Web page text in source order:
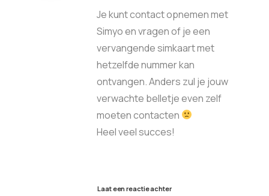
Je kunt contact opnemen met
Simyo en vragen of je een
vervangende simkaart met
hetzelfde nummer kan
ontvangen. Anders zul je jouw
verwachte belletje even zelf
moeten contacten
Heel veel succes!
Laat een reactie achter